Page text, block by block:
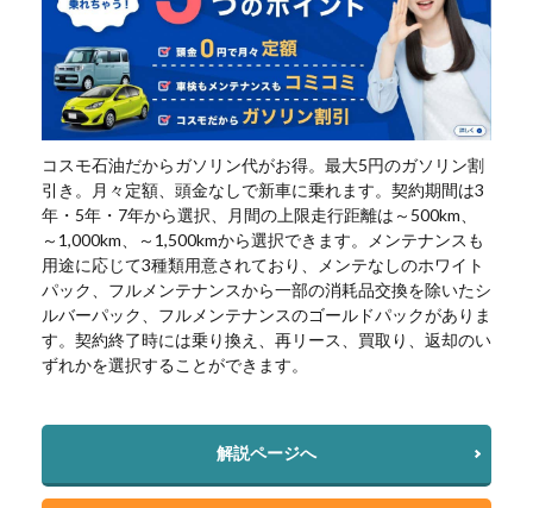
コスモ石油だからガソリン代がお得。最大5円のガソリン割
引き。月々定額、頭金なしで新車に乗れます。契約期間は3
年・5年・7年から選択、月間の上限走行距離は～500km、
～1,000km、～1,500kmから選択できます。メンテナンスも
用途に応じて3種類用意されており、メンテなしのホワイト
パック、フルメンテナンスから一部の消耗品交換を除いたシ
ルバーパック、フルメンテナンスのゴールドパックがありま
す。契約終了時には乗り換え、再リース、買取り、返却のい
ずれかを選択することができます。
解説ページへ